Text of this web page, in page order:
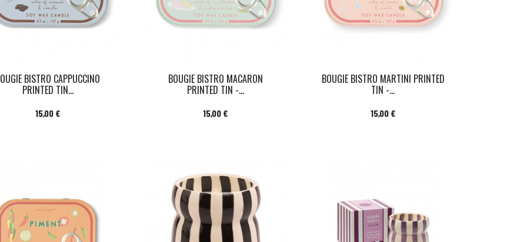
BISTRO CAPPUCCINO
PRINTED TIN...
Prix
15,00 €
BOUGIE BISTRO MACARON
PRINTED TIN -...
Prix
15,00 €
BOUGIE BISTRO MARTINI PRINTED
TIN -...
Prix
15,00 €